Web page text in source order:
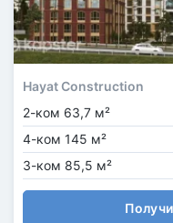
Hayat Construction
2-ком 63,7 м²
4-ком 145 м²
3-ком 85,5 м²